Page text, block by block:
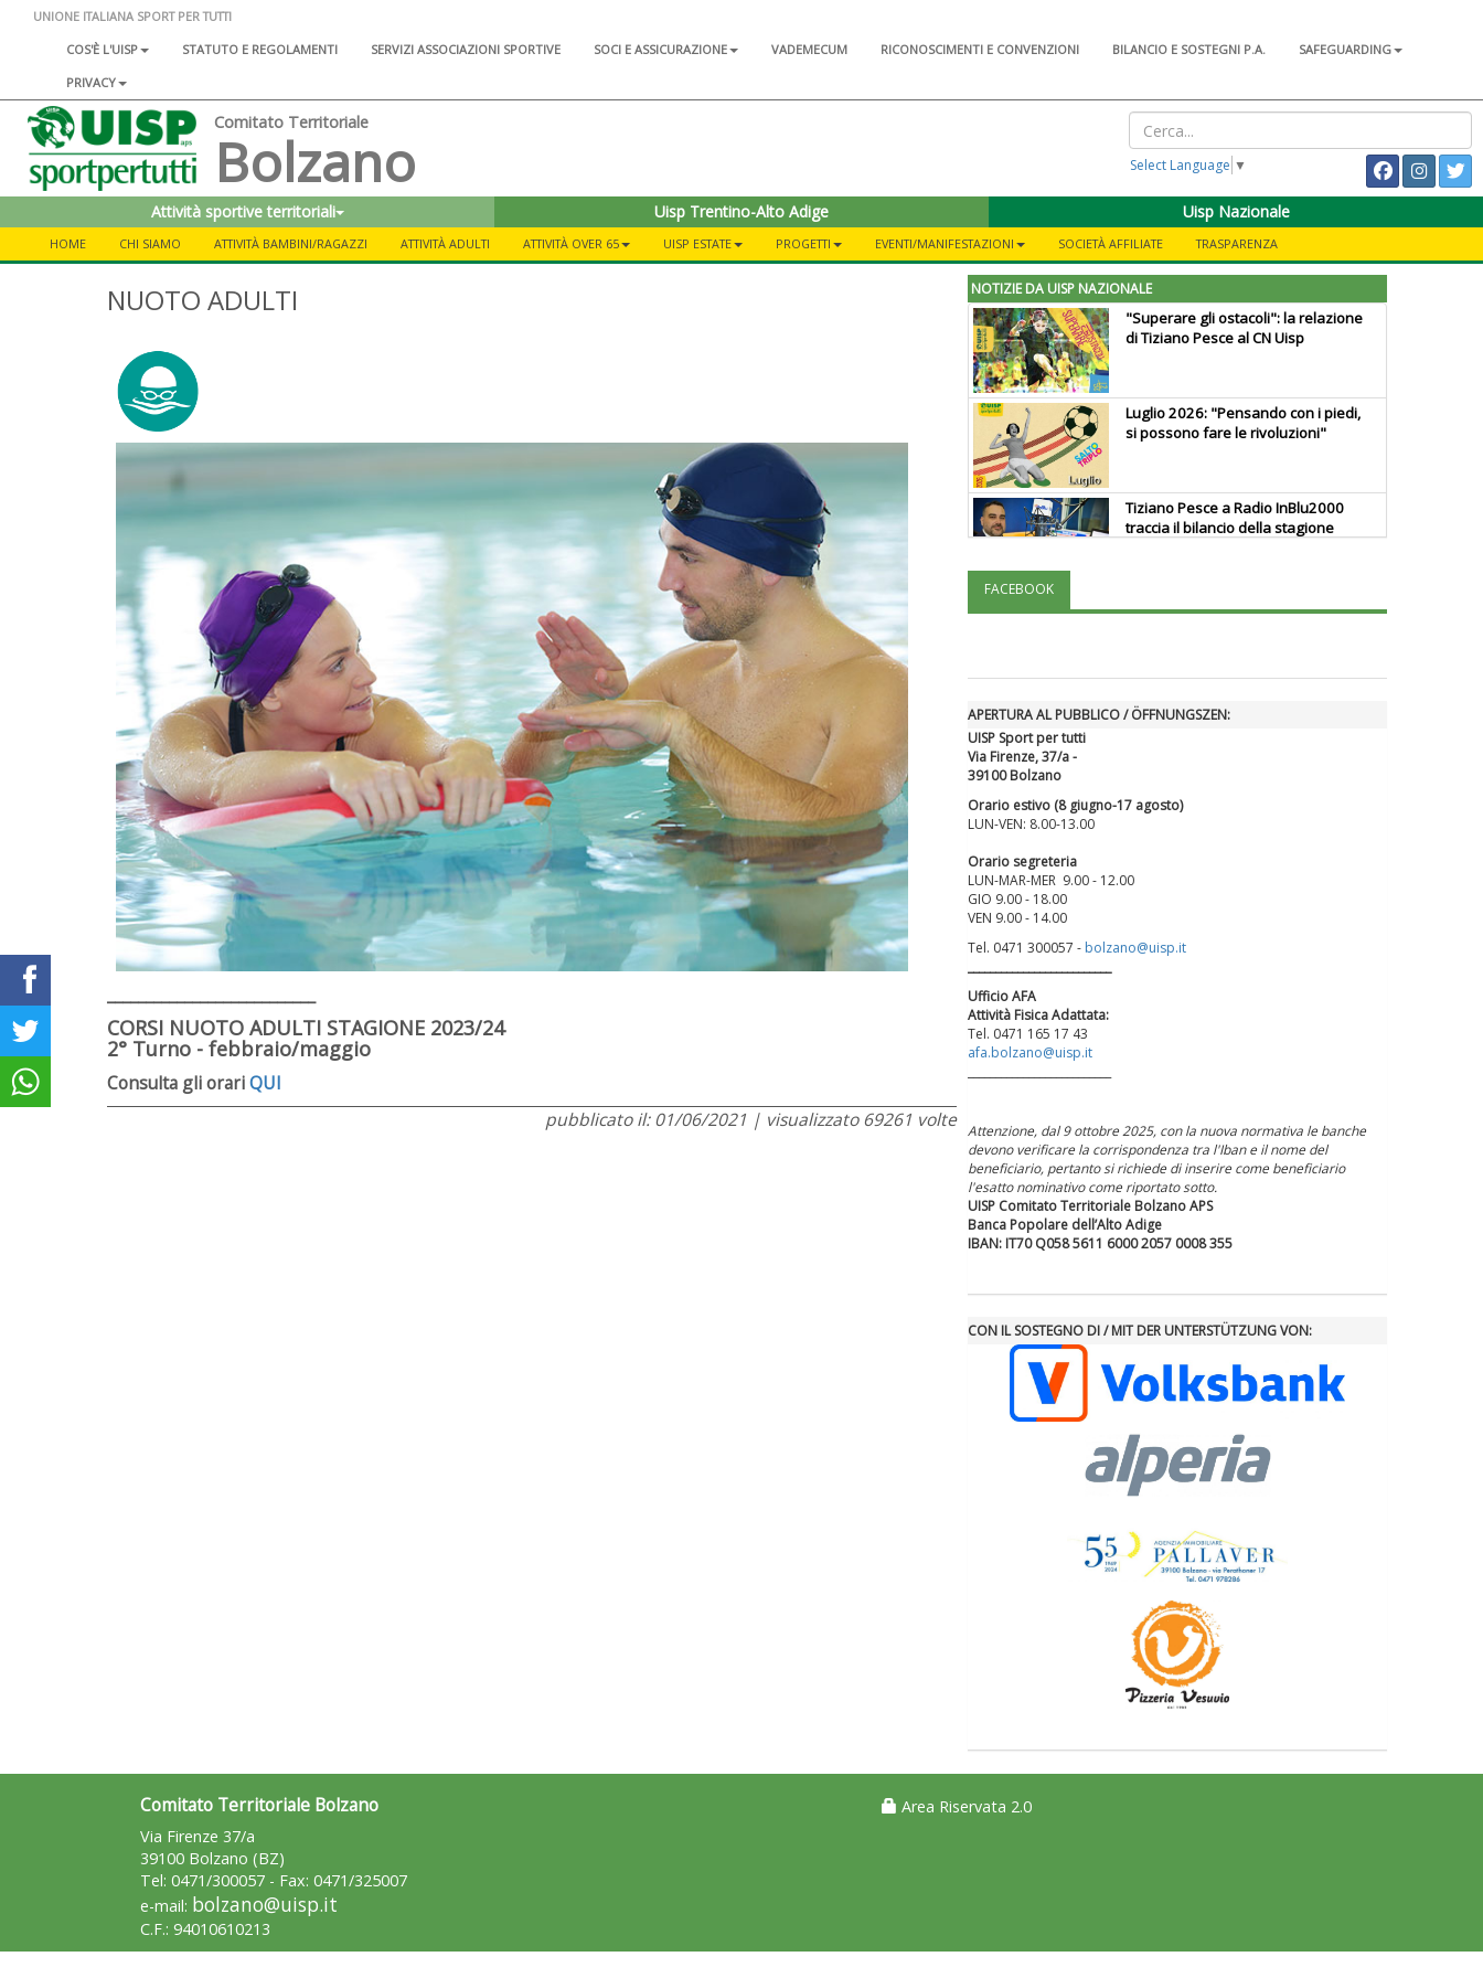
UNIONE ITALIANA SPORT PER TUTTI
COS'È L'UISP
STATUTO E REGOLAMENTI SERVIZI ASSOCIAZIONI SPORTIVE SOCI E ASSICURAZIONE VADEMECUM RICONOSCIMENTI E CONVENZIONI BILANCIO E SOSTEGNI P.A.
SAFEGUARDING
PRIVACY
Comitato Territoriale
Bolzano Select Language ▼
Attività sportive territoriali Uisp Trentino-Alto Adige Uisp Nazionale
HOME CHI SIAMO ATTIVITÀ BAMBINI/RAGAZZI ATTIVITÀ ADULTI ATTIVITÀ OVER 65 UISP ESTATE PROGETTI EVENTI/MANIFESTAZIONI SOCIETÀ AFFILIATE TRASPARENZA
NUOTO ADULTI
CORSI NUOTO ADULTI STAGIONE 2023/24
2° Turno - febbraio/maggio
Consulta gli orariQUI
pubblicato il: 01/06/2021 | visualizzato 69261 volte
NOTIZIE DA UISP NAZIONALE
"Superare gli ostacoli": la relazione
di Tiziano Pesce al CN Uisp
Luglio 2026: "Pensando con i piedi,
si possono fare le rivoluzioni"
Tiziano Pesce a Radio InBlu2000
traccia il bilancio della stagione
prosegue anche in estate
Fondazione Terzjus: prima riunione
FACEBOOK
APERTURA AL PUBBLICO / ÖFFNUNGSZEN:
UISP Sport per tutti
Via Firenze, 37/a -
39100 Bolzano
Orario estivo (8 giugno-17 agosto)
LUN-VEN: 8.00-13.00
Orario segreteria
LUN-MAR-MER 9.00 - 12.00
GIO 9.00 - 18.00
VEN 9.00 - 14.00
Tel. 0471 300057 - bolzano@uisp.it
Ufficio AFA
Attività Fisica Adattata:
Tel. 0471 165 17 43
afa.bolzano@uisp.it
Attenzione, dal 9 ottobre 2025, con la nuova normativa le banche
devono verificare la corrispondenza tra l'Iban e il nome del
beneficiario, pertanto si richiede di inserire come beneficiario
l'esatto nominativo come riportato sotto.
UISP Comitato Territoriale Bolzano APS
Banca Popolare dell’Alto Adige
IBAN: IT70 Q058 5611 6000 2057 0008 355
CON IL SOSTEGNO DI / MIT DER UNTERSTÜTZUNG VON:
Comitato Territoriale Bolzano
Via Firenze 37/a
39100 Bolzano (BZ)
Tel: 0471/300057 - Fax: 0471/325007
e-mail: bolzano@uisp.it
C.F.: 94010610213
Area Riservata 2.0